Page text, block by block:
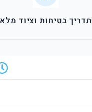
תדריך בטיחות וציוד מלא